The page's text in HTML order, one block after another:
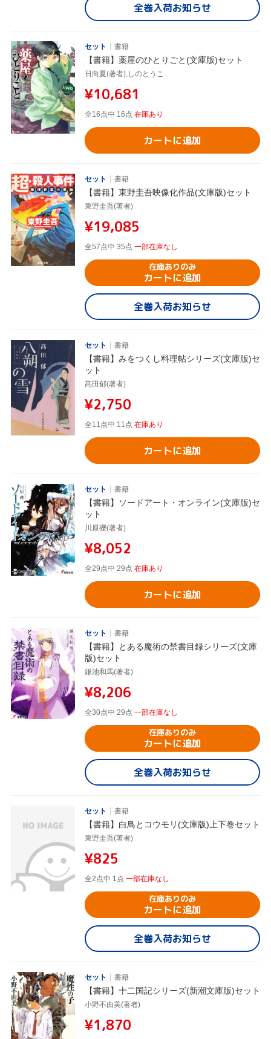
全巻入荷お知らせ
セット 書籍
【書籍】薬屋のひとりごと(文庫版)セット
日向夏(著者),しのとうこ
¥10,681
全16点中 16点 在庫あり
カートに追加
セット 書籍
【書籍】東野圭吾映像化作品(文庫版)セット
東野圭吾(著者)
¥19,085
全57点中 35点 一部在庫なし
在庫ありのみ
カートに追加
全巻入荷お知らせ
セット 書籍
【書籍】みをつくし料理帖シリーズ(文庫版)セ
ット
髙田郁(著者)
¥2,750
全11点中 11点 在庫あり
カートに追加
セット 書籍
【書籍】ソードアート・オンライン(文庫版)セ
ット
川原礫(著者)
¥8,052
全29点中 29点 在庫あり
カートに追加
セット 書籍
【書籍】とある魔術の禁書目録シリーズ(文庫
版)セット
鎌池和馬(著者)
¥8,206
全30点中 29点 一部在庫なし
在庫ありのみ
カートに追加
全巻入荷お知らせ
セット 書籍
【書籍】白鳥とコウモリ(文庫版)上下巻セット
東野圭吾(著者)
¥825
全2点中 1点 一部在庫なし
在庫ありのみ
カートに追加
全巻入荷お知らせ
セット 書籍
【書籍】十二国記シリーズ(新潮文庫版)セット
小野不由美(著者)
¥1,870